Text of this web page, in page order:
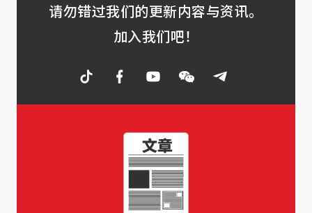
请勿错过我们的更新内容与资讯。
加入我们吧！